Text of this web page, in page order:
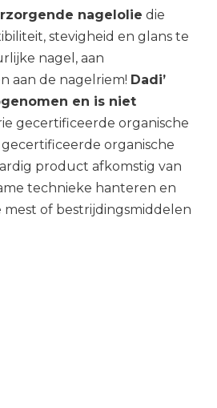
nagelolie die
stevigheid en glans te
nagel, aan
aan de nagelriem! Dadi’
en is niet
gecertificeerde organische
organische
product afkomstig van
technieke hanteren en
of bestrijdingsmiddelen